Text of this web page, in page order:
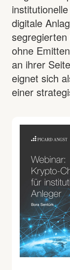
digitale
ohne
an ihrer
eignet sich
einer